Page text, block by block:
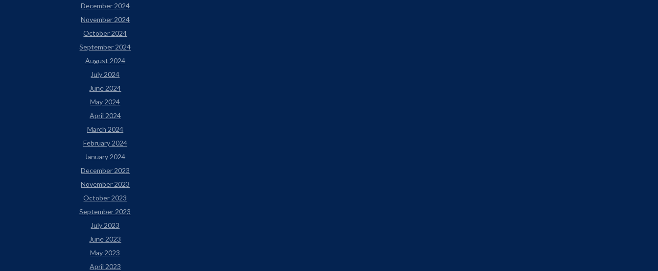
December 2024
November 2024
October 2024
September 2024
August 2024
July 2024
June 2024
May 2024
April 2024
March 2024
February 2024
January 2024
December 2023
November 2023
October 2023
September 2023
July 2023
June 2023
May 2023
April 2023